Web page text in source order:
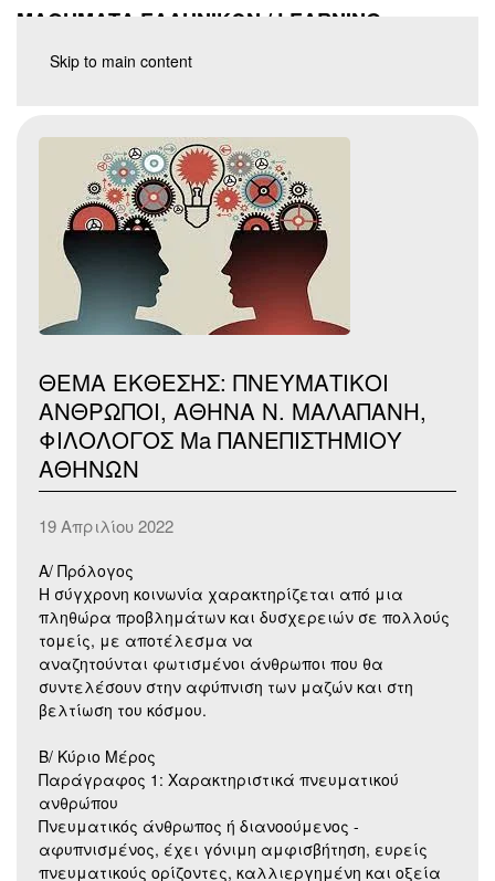
Skip to main content
ΜΑΘΗΜΑΤΑ ΕΛΛΗΝΙΚΩΝ / LEARNING
GREEK
ΘΕΜΑ ΕΚΘΕΣΗΣ: ΠΝΕΥΜΑΤΙΚΟΙ
ΑΝΘΡΩΠΟΙ, ΑΘΗΝΑ Ν. ΜΑΛΑΠΑΝΗ,
ΦΙΛΟΛΟΓΟΣ Ma ΠΑΝΕΠΙΣΤΗΜΙΟΥ
ΑΘΗΝΩΝ
19 Απριλίου 2022
Α/ Πρόλογος
Η σύγχρονη κοινωνία χαρακτηρίζεται από μια
πληθώρα προβλημάτων και δυσχερειών σε πολλούς
τομείς, με αποτέλεσμα να
αναζητούνται φωτισμένοι άνθρωποι που θα
συντελέσουν στην αφύπνιση των μαζών και στη
βελτίωση του κόσμου.
Β/ Κύριο Μέρος
Παράγραφος 1: Χαρακτηριστικά πνευματικού
ανθρώπου
Πνευματικός άνθρωπος ή διανοούμενος -
αφυπνισμένος, έχει γόνιμη αμφισβήτηση, ευρείς
πνευματικούς ορίζοντες, καλλιεργημένη και οξεία